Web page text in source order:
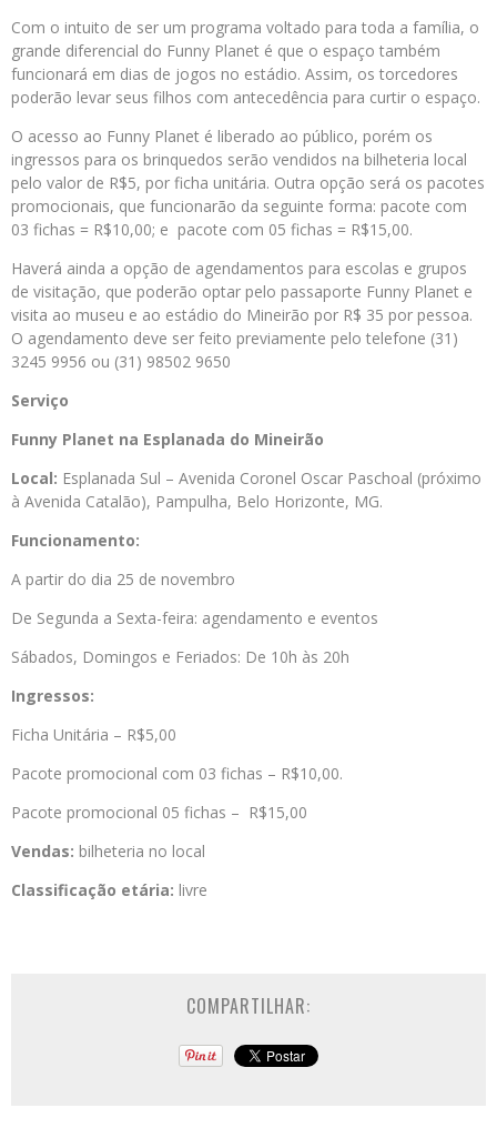
Com o intuito de ser um programa voltado para toda a família, o
grande diferencial do Funny Planet é que o espaço também
funcionará em dias de jogos no estádio. Assim, os torcedores
poderão levar seus filhos com antecedência para curtir o espaço.
O acesso ao Funny Planet é liberado ao público, porém os
ingressos para os brinquedos serão vendidos na bilheteria local
pelo valor de R$5, por ficha unitária. Outra opção será os pacotes
promocionais, que funcionarão da seguinte forma: pacote com
03 fichas = R$10,00; e pacote com 05 fichas = R$15,00.
Haverá ainda a opção de agendamentos para escolas e grupos
de visitação, que poderão optar pelo passaporte Funny Planet e
visita ao museu e ao estádio do Mineirão por R$ 35 por pessoa.
O agendamento deve ser feito previamente pelo telefone (31)
3245 9956 ou (31) 98502 9650
Serviço
Funny Planet na Esplanada do Mineirão
Local: Esplanada Sul – Avenida Coronel Oscar Paschoal (próximo
à Avenida Catalão), Pampulha, Belo Horizonte, MG.
Funcionamento:
A partir do dia 25 de novembro
De Segunda a Sexta-feira: agendamento e eventos
Sábados, Domingos e Feriados: De 10h às 20h
Ingressos:
Ficha Unitária – R$5,00
Pacote promocional com 03 fichas – R$10,00.
Pacote promocional 05 fichas – R$15,00
Vendas: bilheteria no local
Classificação etária: livre
COMPARTILHAR: